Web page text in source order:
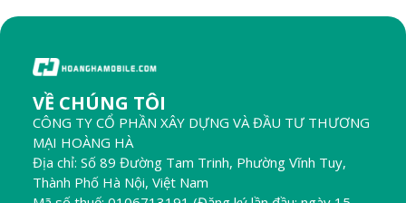
VỀ CHÚNG TÔI
CÔNG TY CỔ PHẦN XÂY DỰNG VÀ ĐẦU TƯ THƯƠNG
MẠI HOÀNG HÀ
Địa chỉ: Số 89 Đường Tam Trinh, Phường Vĩnh Tuy,
Thành Phố Hà Nội, Việt Nam